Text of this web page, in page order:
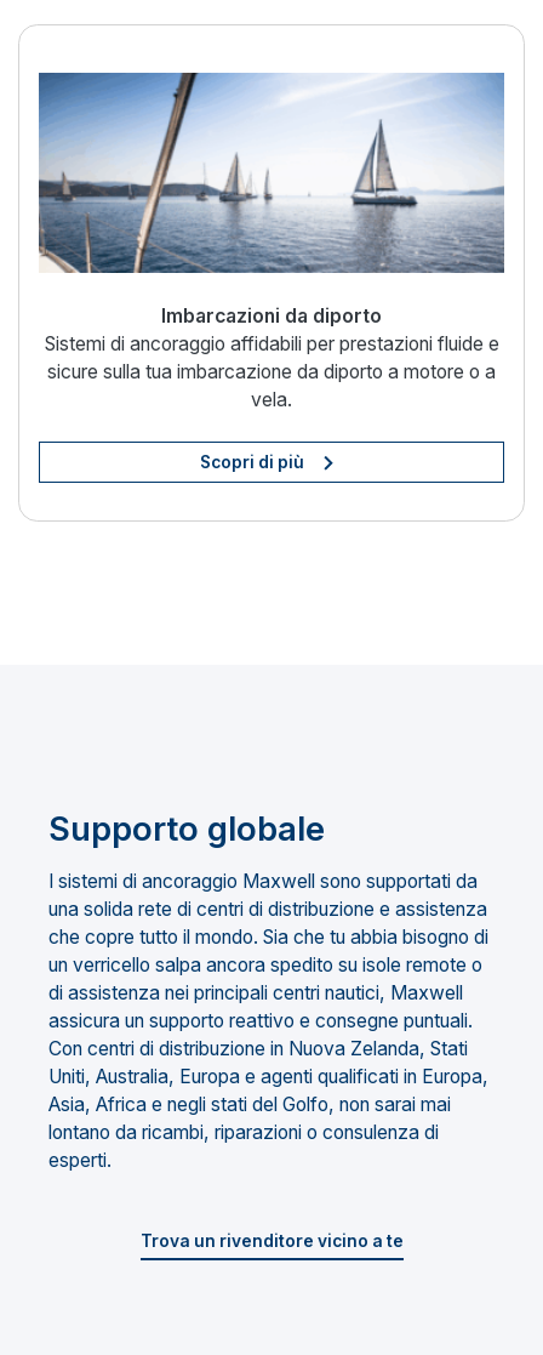
Ancoraggio sicuro
Imbarcazioni da diporto
Sistemi di ancoraggio affidabili per prestazioni fluide e
sicure sulla tua imbarcazione da diporto a motore o a
vela.
Scopri di più
Supporto globale
I sistemi di ancoraggio Maxwell sono supportati da
una solida rete di centri di distribuzione e assistenza
che copre tutto il mondo. Sia che tu abbia bisogno di
un verricello salpa ancora spedito su isole remote o
di assistenza nei principali centri nautici, Maxwell
assicura un supporto reattivo e consegne puntuali.
Con centri di distribuzione in Nuova Zelanda, Stati
Uniti, Australia, Europa e agenti qualificati in Europa,
Asia, Africa e negli stati del Golfo, non sarai mai
lontano da ricambi, riparazioni o consulenza di
esperti.
Trova un rivenditore vicino a te